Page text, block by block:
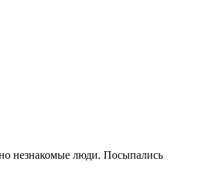
незнакомые люди. Посыпались